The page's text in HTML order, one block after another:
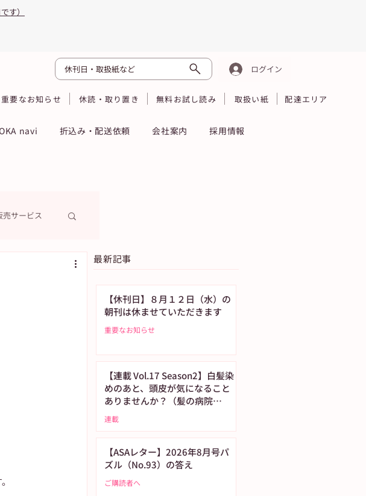
す）
休刊日・取扱紙など ログイン
重要なお知らせ 休読・取り置き 無料お試し読み 取扱い紙 配達エリア
navi 折込み・配送依頼 会社案内
採用情報
売サービス
最新記事
【休刊日】８月１２日（水）の
朝刊は休ませていただきます
重要なお知らせ
【連載 Vol.17 Season2】白髪染
めのあと、頭皮が気になること
ありませんか？（髪の病院
TOKYO）
連載
【ASAレター】2026年8月号パ
ズル（No.93）の答え
ご購読者へ